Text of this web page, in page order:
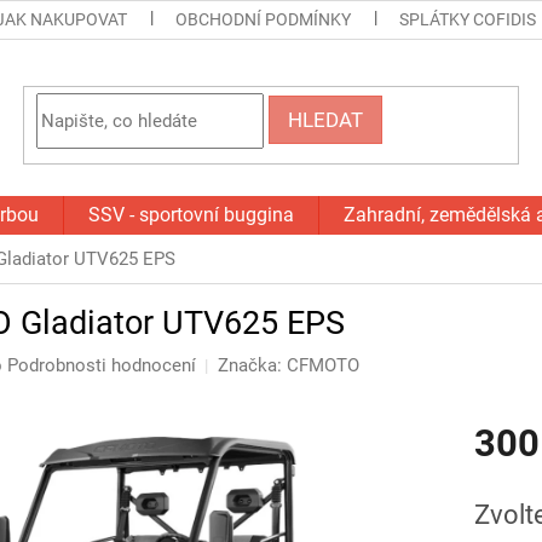
NAKUPOVAT OBCHODNÍ PODMÍNKY SPLÁTKY COFIDIS
HLEDAT
SSV - sportovní buggina Zahradní, zemědělská
UTV625 EPS
Gladiator UTV625 EPS
Podrobnosti hodnocení Značka: CFMOTO
cena: